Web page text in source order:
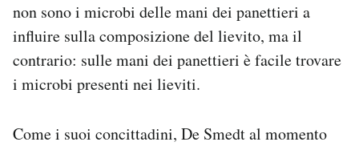
non sono i microbi delle mani dei panettieri a
influire sulla composizione del lievito, ma il
contrario: sulle mani dei panettieri è facile trovare
i microbi presenti nei lieviti.
Come i suoi concittadini, De Smedt al momento